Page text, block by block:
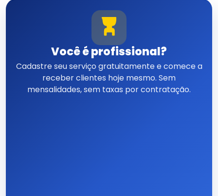
Você é profissional?
Cadastre seu serviço gratuitamente e comece a
receber clientes hoje mesmo. Sem
mensalidades, sem taxas por contratação.